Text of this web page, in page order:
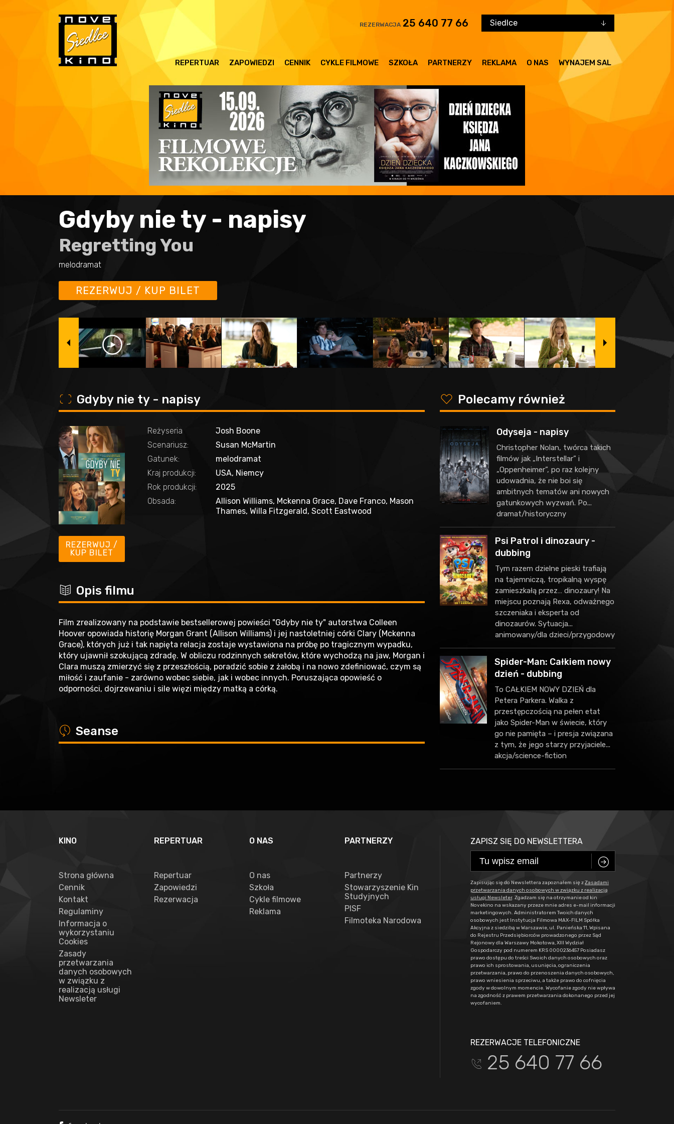
REZERWACJA 25 640 77 66 Siedlce
REPERTUAR ZAPOWIEDZI CENNIK CYKLE FILMOWE SZKOŁA PARTNERZY REKLAMA O NAS WYNAJEM SAL
Gdyby nie ty - napisy
Regretting You
melodramat
REZERWUJ / KUP BILET
o Gdyby nie ty - napisy
REZERWUJ /
KUP BILET
Reżyseria
Josh Boone
Scenariusz:
Susan McMartin
Gatunek:
melodramat
Kraj produkcji:
USA, Niemcy
Rok produkcji:
2025
Obsada:
Allison Williams, Mckenna Grace, Dave Franco, Mason
Thames, Willa Fitzgerald, Scott Eastwood
c Opis filmu
Film zrealizowany na podstawie bestsellerowej powieści "Gdyby nie ty" autorstwa Colleen
Hoover opowiada historię Morgan Grant (Allison Williams) i jej nastoletniej córki Clary (Mckenna
Grace), których już i tak napięta relacja zostaje wystawiona na próbę po tragicznym wypadku,
który ujawnił szokującą zdradę. W obliczu rodzinnych sekretów, które wychodzą na jaw, Morgan i
Clara muszą zmierzyć się z przeszłością, poradzić sobie z żałobą i na nowo zdefiniować, czym są
miłość i zaufanie - zarówno wobec siebie, jak i wobec innych. Poruszająca opowieść o
odporności, dojrzewaniu i sile więzi między matką a córką.
a Seanse
y Polecamy również
Odyseja - napisy
Christopher Nolan, twórca takich
filmów jak „Interstellar” i
„Oppenheimer”, po raz kolejny
udowadnia, że nie boi się
ambitnych tematów ani nowych
gatunkowych wyzwań. Po...
dramat/historyczny
Psi Patrol i dinozaury -
dubbing
Tym razem dzielne pieski trafiają
na tajemniczą, tropikalną wyspę
zamieszkałą przez… dinozaury! Na
miejscu poznają Rexa, odważnego
szczeniaka i eksperta od
dinozaurów. Sytuacja...
animowany/dla dzieci/przygodowy
Spider-Man: Całkiem nowy
dzień - dubbing
To CAŁKIEM NOWY DZIEŃ dla
Petera Parkera. Walka z
przestępczością na pełen etat
jako Spider-Man w świecie, który
go nie pamięta – i presja związana
z tym, że jego starzy przyjaciele...
akcja/science-fiction
KINO
Strona główna
Cennik
Kontakt
Regulaminy
Informacja o
wykorzystaniu
Cookies
Zasady
przetwarzania
danych osobowych
w związku z
realizacją usługi
Newsleter
REPERTUAR
Repertuar
Zapowiedzi
Rezerwacja
O NAS
O nas
Szkoła
Cykle filmowe
Reklama
PARTNERZY
Partnerzy
Stowarzyszenie Kin
Studyjnych
PISF
Filmoteka Narodowa
ZAPISZ SIĘ DO NEWSLETTERA
C
Zapisując się do Newslettera zapoznałem się zZasadami
przetwarzania danych osobowych w związku z realizacją
usługi Newsleter. Zgadzam się na otrzymanie od kin
Novekino na wskazany przeze mnie adres e-mail informacji
marketingowych. Administratorem Twoich danych
osobowych jest Instytucja Filmowa MAX-FILM Spółka
Akcyjna z siedzibą w Warszawie, ul. Panieńska 11, Wpisana
do Rejestru Przedsiębiorców prowadzonego przez Sąd
Rejonowy dla Warszawy Mokotowa, XIII Wydział
Gospodarczy pod numerem KRS 0000236457 Posiadasz
prawo dostępu do treści Swoich danych osobowych oraz
prawo ich sprostowania, usunięcia, ograniczenia
przetwarzania, prawo do przenoszenia danych osobowych,
prawo wniesienia sprzeciwu, a także prawo do cofnięcia
zgody w dowolnym momencie. Wycofanie zgody nie wpływa
na zgodność z prawem przetwarzania dokonanego przed jej
wycofaniem.
REZERWACJE TELEFONICZNE
t 25 640 77 66